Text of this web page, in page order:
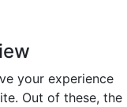
your experience
Out of these, the